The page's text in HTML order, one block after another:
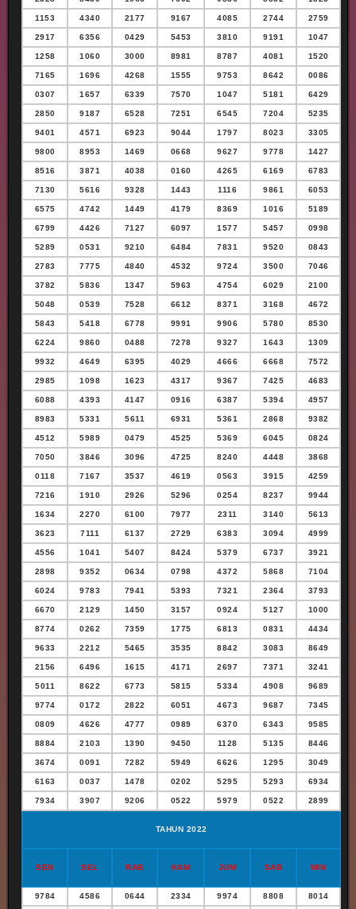
1153 4340 2177 9167 4085 2744 2759
2917 6356 0429 5453 3810 9191 1047
1258 1060 3000 8981 8787 4081 1520
7165 1696 4268 1555 9753 8642 0086
0307 1657 6339 7570 1047 5181 6429
2850 9187 6528 7251 6545 7204 5235
9401 4571 6923 9044 1797 8023 3305
9800 8953 1469 0668 9627 9778 1427
8516 3871 4038 0160 4265 6169 6783
7130 5616 9328 1443 1116 9861 6053
6575 4742 1449 4179 8369 1016 5189
6799 4426 7127 6097 1577 5457 0998
5289 0531 9210 6484 7831 9520 0843
2783 7775 4840 4532 9724 3500 7046
3782 5836 1347 5963 4754 6029 2100
5048 0539 7528 6612 8371 3168 4672
5843 5418 6778 9991 9906 5780 8530
6224 9860 0488 7278 9327 1643 1309
9932 4649 6395 4029 4666 6668 7572
2985 1098 1623 4317 9367 7425 4683
6088 4393 4147 0916 6387 5394 4957
8983 5331 5611 6931 5361 2868 9382
4512 5989 0479 4525 5369 6045 0824
7050 3846 3096 4725 8240 4448 3868
0118 7167 3537 4619 0563 3915 4259
7216 1910 2926 5296 0254 8237 9944
1634 2270 6100 7977 2311 3140 5613
3623 7111 6137 2729 6383 3094 4999
4556 1041 5407 8424 5379 6737 3921
2898 9352 0634 0798 4372 5868 7104
6024 9783 7941 5393 7321 2364 3793
6670 2129 1450 3157 0924 5127 1000
8774 0262 7359 1775 6813 0831 4434
9633 2212 5465 3535 8842 3083 8649
2156 6496 1615 4171 2697 7371 3241
5011 8622 6773 5815 5334 4908 9689
9774 0172 2822 6051 4673 9687 7345
0809 4626 4777 0989 6370 6343 9585
8884 2103 1390 9450 1128 5135 8446
3674 0091 7282 5949 6626 1295 3049
6163 0037 1478 0202 5295 5293 6934
7934 3907 9206 0522 5979 0522 2899
TAHUN 2022
SEN SEL RAB KAM JUM SAB MIN
9784 4586 0644 2334 9974 8808 8014